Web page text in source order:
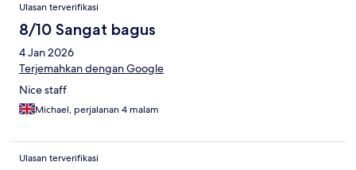
Ulasan terverifikasi
8/10 Sangat bagus
4 Jan 2026
Terjemahkan dengan Google
Nice staff
Michael, perjalanan 4 malam
Ulasan terverifikasi